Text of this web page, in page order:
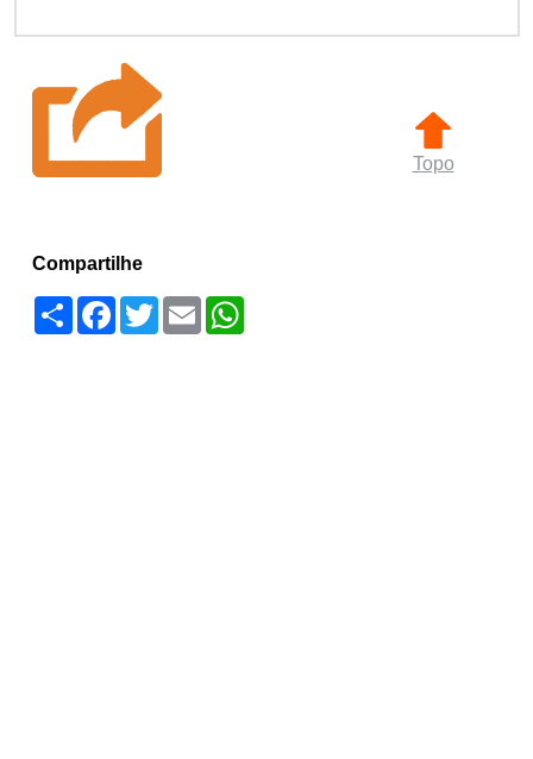
Topo
Compartilhe
Compartilhar
Facebook
TwitterEmailWhatsApp